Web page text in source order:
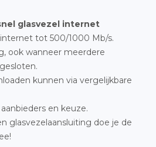
glasvezel internet
tot 500/1000 Mb/s.
ook wanneer meerdere
kunnen via vergelijkbare
en keuze.
glasvezelaansluiting doe je de